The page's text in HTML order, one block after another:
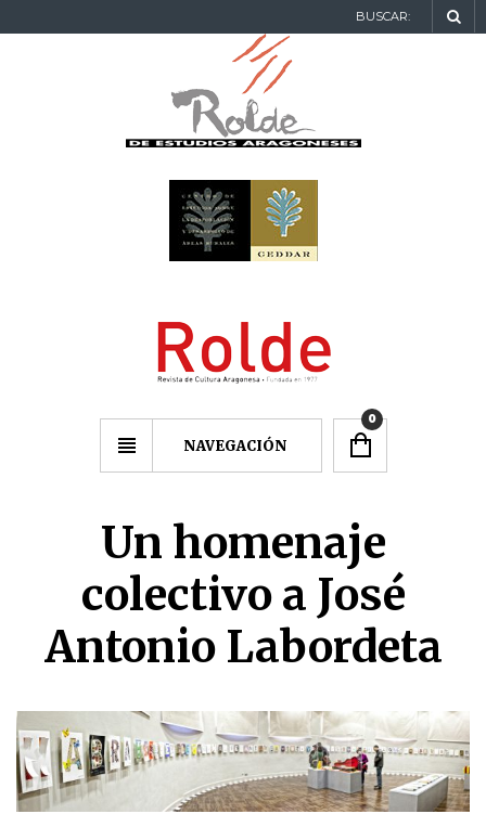
BUSCAR:
NAVEGACIÓN
0
Un homenaje
colectivo a José
Antonio Labordeta